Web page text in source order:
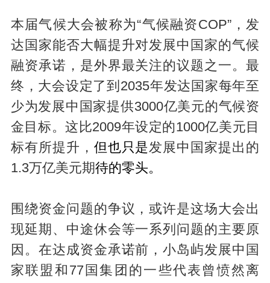
本届气候大会被称为“气候融资COP”，发
达国家能否大幅提升对发展中国家的气候
融资承诺，是外界最关注的议题之一。最
终，大会设定了到2035年发达国家每年至
少为发展中国家提供3000亿美元的气候资
金目标。这比2009年设定的1000亿美元目
标有所提升， 但也只是发展中国家提出的
1.3万亿美元期待的零头。
围绕资金问题的争议，或许是这场大会出
现延期、中途休会等一系列问题的主要原
因。在达成资金承诺前，小岛屿发展中国
家联盟和77国集团的一些代表曾愤然离